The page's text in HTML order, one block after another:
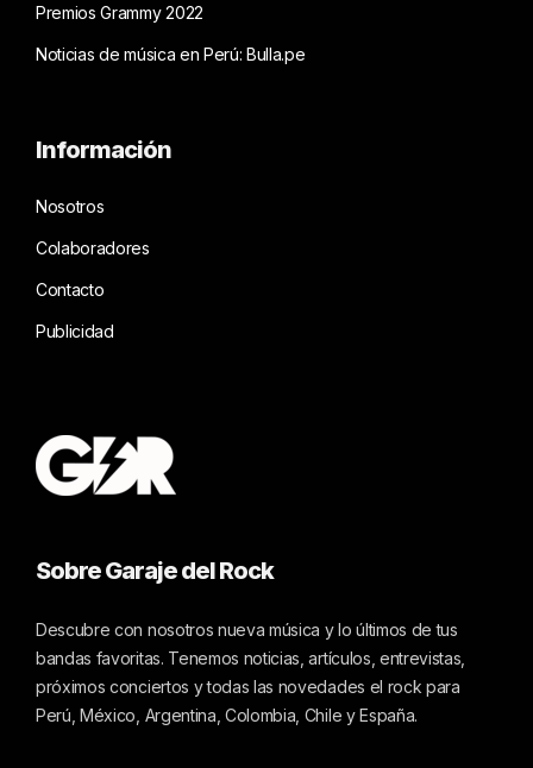
Premios Grammy 2022
Noticias de música en Perú: Bulla.pe
Información
Nosotros
Colaboradores
Contacto
Publicidad
Sobre Garaje del Rock
Descubre con nosotros nueva música y lo últimos de tus
bandas favoritas. Tenemos noticias, artículos, entrevistas,
próximos conciertos y todas las novedades el rock para
Perú, México, Argentina, Colombia, Chile y España.